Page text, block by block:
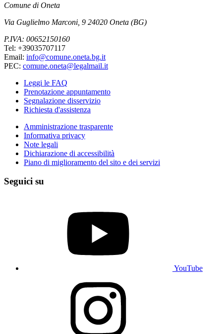
Comune di Oneta
Via Guglielmo Marconi, 9 24020 Oneta (BG)
P.IVA: 00652150160
Tel: +39035707117
Email: info@comune.oneta.bg.it
PEC: comune.oneta@legalmail.it
Leggi le FAQ
Prenotazione appuntamento
Segnalazione disservizio
Richiesta d'assistenza
Amministrazione trasparente
Informativa privacy
Note legali
Dichiarazione di accessibilità
Piano di miglioramento del sito e dei servizi
Seguici su
YouTube